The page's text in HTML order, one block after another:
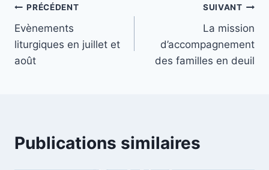
Navigation
de
l’article
PRÉCÉDENT
Evènements
liturgiques en juillet et
août
SUIVANT
La mission
d’accompagnement
des familles en deuil
Publications similaires